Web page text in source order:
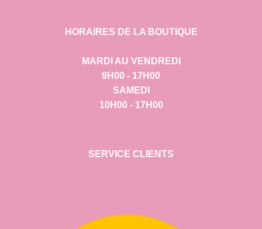
HORAIRES DE LA BOUTIQUE
MARDI AU VENDREDI
9H00 - 17H00
SAMEDI
10H00 - 17H00
SERVICE CLIENTS